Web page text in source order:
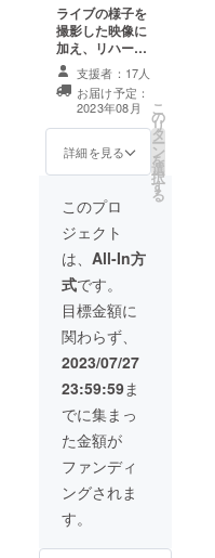
ライブの様子を
撮影した映像に
加え、リハーサ
ルの様子や楽屋
での様子を収録
した特典映像を
収録したDVD！
キャスト1名のサ
インを入れて後
（キャストは選
択していただけ
ます。指名キャ
スト1名を備考欄
にご記入くださ
い） 【選択可能
キャスト】
Yuka(Les.R)・
藤井奈々・森岡
朋奈・中島舞
原和宏・RIA・
大迫可菜実・水
越嗣美・山田奈
保・森岡里世・
西家貴絵 姥山莉
音・鳴島唯莉・
一萬田心都・大
田樹里・小森健
人・長谷川幹
支援者：17人
お届け予定：
2023年08月
詳細を見る
こ
の
リ
タ
ー
ン
を
選
択
す
る
このプロ
ジェクト
は、 All-In方
式です。
目標金額に
関わらず、
2023/07/27
23:59:59ま
でに集まっ
た金額が
ファンディ
ングされま
す。